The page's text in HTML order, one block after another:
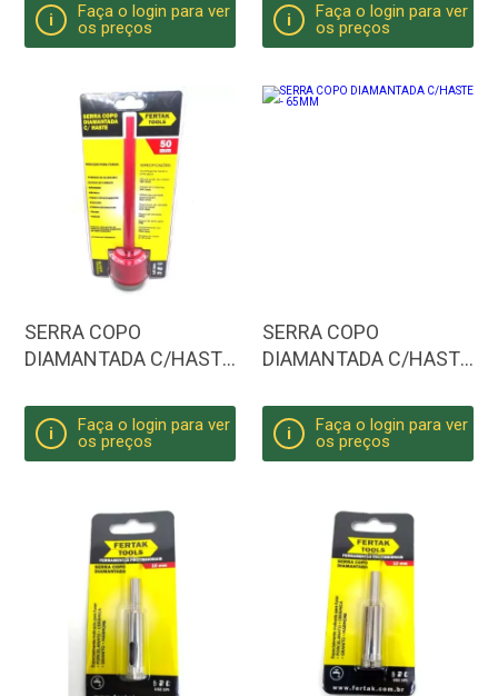
i
Faça o login para ver
os preços
i
Faça o login para ver
os preços
SERRA COPO
DIAMANTADA C/HASTE
i
Faça o login para ver
os preços
SERRA COPO
DIAMANTADA C/HASTE
i
Faça o login para ver
os preços